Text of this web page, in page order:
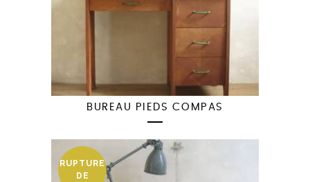
BUREAU PIEDS COMPAS
RUPTURE
DE